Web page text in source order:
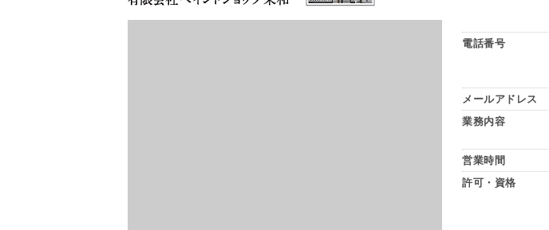
電話番号
メールアドレス
業務内容
営業時間
許可・資格